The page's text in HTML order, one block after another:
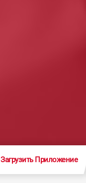
Загрузить Приложение